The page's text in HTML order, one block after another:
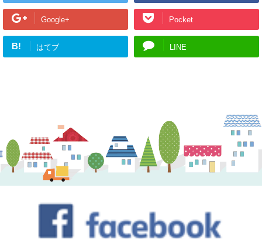
Google+ Pocket
B! はてブ LINE